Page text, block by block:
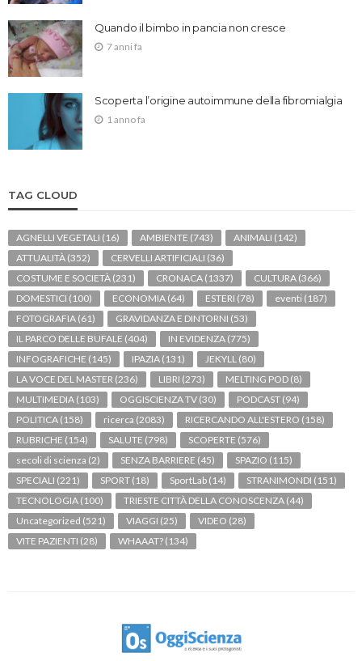
Quando il bimbo in pancia non cresce
7 anni fa
Scoperta l’origine autoimmune della fibromialgia
1 anno fa
TAG CLOUD
AGNELLI VEGETALI (16) AMBIENTE (743) ANIMALI (142)
ATTUALITÀ (352) CERVELLI ARTIFICIALI (36)
COSTUME E SOCIETÀ (231) CRONACA (1337) CULTURA (366)
DOMESTICI (100) ECONOMIA (64) ESTERI (78) eventi (187)
FOTOGRAFIA (61) GRAVIDANZA E DINTORNI (53)
IL PARCO DELLE BUFALE (404) IN EVIDENZA (775)
INFOGRAFICHE (145) IPAZIA (131) JEKYLL (80)
LA VOCE DEL MASTER (236) LIBRI (273) MELTING POD (8)
MULTIMEDIA (103) OGGISCIENZA TV (30) PODCAST (94)
POLITICA (158) ricerca (2083) RICERCANDO ALL'ESTERO (158)
RUBRICHE (154) SALUTE (798) SCOPERTE (576)
secoli di scienza (2) SENZA BARRIERE (45) SPAZIO (115)
SPECIALI (221) SPORT (18) SportLab (14) STRANIMONDI (151)
TECNOLOGIA (100) TRIESTE CITTÀ DELLA CONOSCENZA (44)
Uncategorized (521) VIAGGI (25) VIDEO (28)
VITE PAZIENTI (28) WHAAAT? (134)